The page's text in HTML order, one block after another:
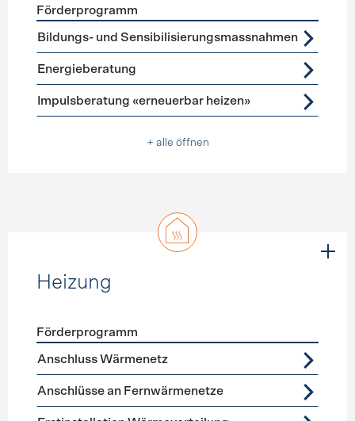
Förderprogramme Beratung
Förderprogramm
Bildungs- und Sensibilisierungsmassnahmen
Energieberatung
Impulsberatung «erneuerbar heizen»
+ alle öffnen
Heizung
Förderprogramme
Förderprogramm
Anschluss Wärmenetz
Anschlüsse an Fernwärmenetze